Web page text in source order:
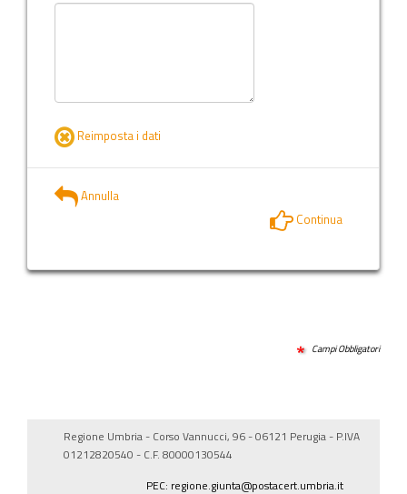
Reimposta i dati
Annulla
Continua
Campi Obbligatori
Regione Umbria - Corso Vannucci, 96 - 06121 Perugia - P.IVA
01212820540 - C.F. 80000130544
PEC: regione.giunta@postacert.umbria.it